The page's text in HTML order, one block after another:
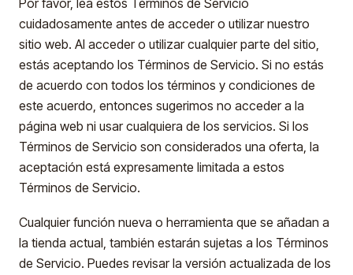
Por favor, lea estos Términos de Servicio
cuidadosamente antes de acceder o utilizar nuestro
sitio web. Al acceder o utilizar cualquier parte del sitio,
estás aceptando los Términos de Servicio. Si no estás
de acuerdo con todos los términos y condiciones de
este acuerdo, entonces sugerimos no acceder a la
página web ni usar cualquiera de los servicios. Si los
Términos de Servicio son considerados una oferta, la
aceptación está expresamente limitada a estos
Términos de Servicio.
Cualquier función nueva o herramienta que se añadan a
la tienda actual, también estarán sujetas a los Términos
de Servicio. Puedes revisar la versión actualizada de los